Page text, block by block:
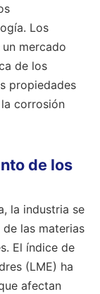
Los
mercado
de los
propiedades
corrosión
de los
la industria se
las materias
El índice de
(LME) ha
afectan